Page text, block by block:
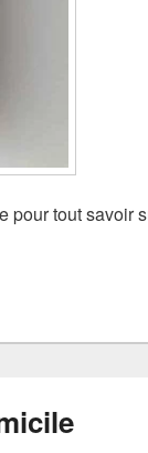
pour tout savoir